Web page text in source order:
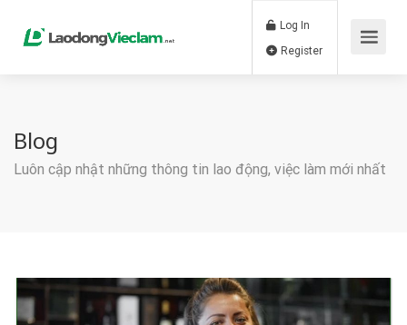
Log In
Blog
Luôn cập nhật những thông tin lao động, việc làm mới nhất